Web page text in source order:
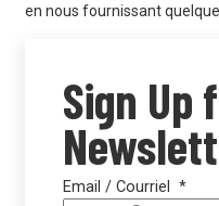
en nous fournissant
Sign Up
Email / Courriel *